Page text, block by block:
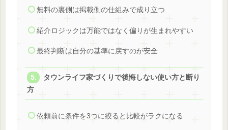
無料の裏側は掲載側の仕組みで成り立つ
紹介ロジックは万能ではなく偏りが生まれやすい
最終判断は自分の基準に戻すのが安全
タウンライフ家づくりで後悔しない使い方と断り
方
依頼前に条件を3つに絞ると比較がラクになる